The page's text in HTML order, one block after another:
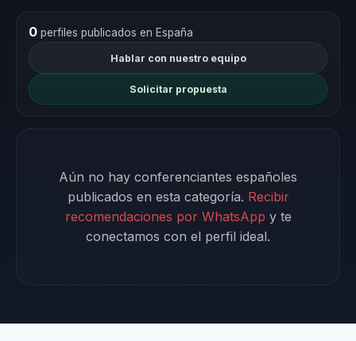
0perfiles publicados en España
Hablar con nuestro equipo
Solicitar propuesta
Aún no hay conferenciantes españoles
publicados en esta categoría. Recibir
recomendaciones por WhatsApp y te
conectamos con el perfil ideal.